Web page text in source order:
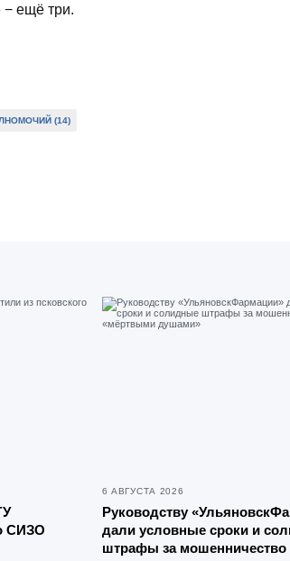
− ещё три.
(14)
СИЗО
6 АВГУСТА 2026
Руководству
дали условные сроки и
штрафы за мошенничество